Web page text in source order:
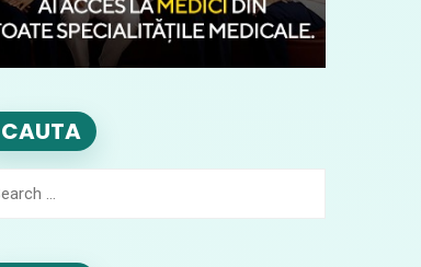
CAUTA